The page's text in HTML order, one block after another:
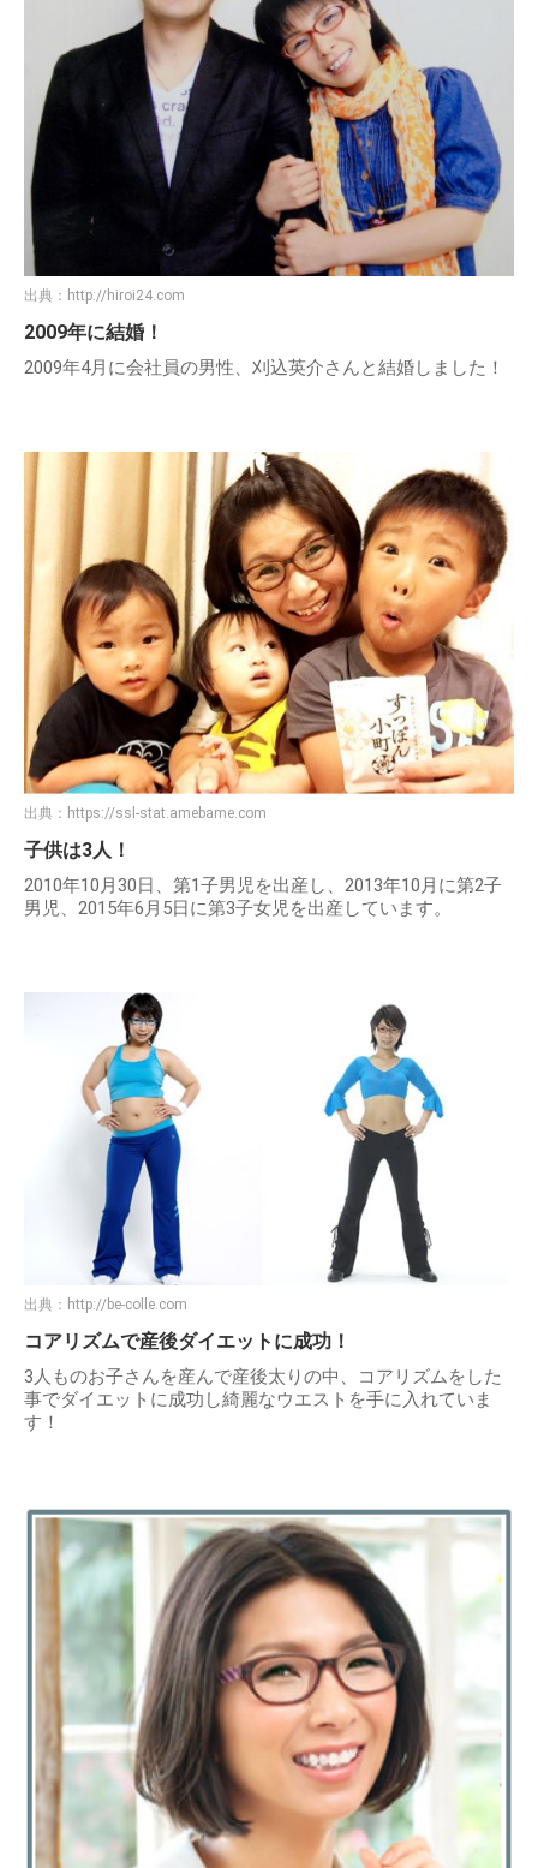
出典： http://hiroi24.com
2009年に結婚！
2009年4月に会社員の男性、刈込英介さんと結婚しました！
出典： https://ssl-stat.amebame.com
子供は3人！
2010年10月30日、第1子男児を出産し、2013年10月に第2子
男児、2015年6月5日に第3子女児を出産しています。
出典： http://be-colle.com
コアリズムで産後ダイエットに成功！
3人ものお子さんを産んで産後太りの中、コアリズムをした
事でダイエットに成功し綺麗なウエストを手に入れていま
す！